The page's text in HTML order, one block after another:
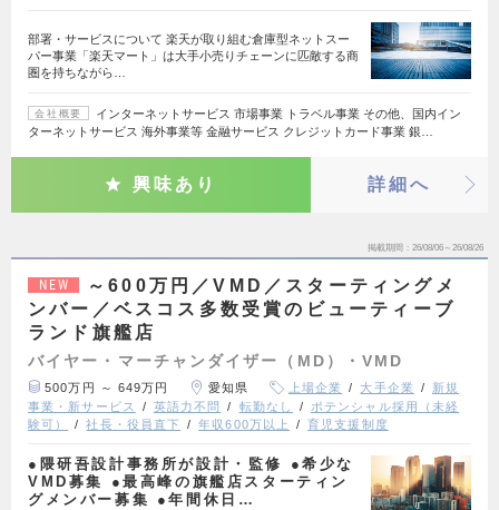
部署・サービスについて 楽天が取り組む倉庫型ネットスー
パー事業「楽天マート」は大手小売りチェーンに匹敵する商
圏を持ちながら…
会社概要
インターネットサービス 市場事業 トラベル事業 その他、国内イン
ターネットサービス 海外事業等 金融サービス クレジットカード事業 銀…
興味あり 詳細へ
掲載期間 26/08/06～26/08/26
NEW
～600万円／VMD／スターティングメ
ンバー／ベスコス多数受賞のビューティーブ
ランド旗艦店
バイヤー・マーチャンダイザー（MD）・VMD
500万円 ～ 649万円 愛知県 上場企業 大手企業
新規
事業・新サービス
英語力不問 転勤なし
ポテンシャル採用（未経
験可）
社長・役員直下 年収600万以上 育児支援制度
●隈研吾設計事務所が設計・監修 ●希少な
VMD募集 ●最高峰の旗艦店スターティン
グメンバー募集 ●年間休日…